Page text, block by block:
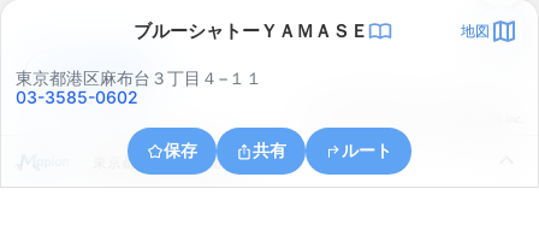
ブルーシャトーＹＡＭＡＳＥ 地図
東京都港区麻布台３丁目４−１１
03-3585-0602
保存 共有 ルート
東京都千代田区一番町
アプリで見る